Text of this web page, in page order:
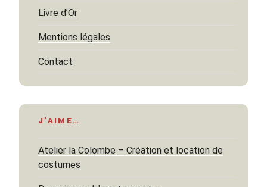
Livre d’Or
Mentions légales
Contact
J’AIME…
Atelier la Colombe – Création et location de
costumes